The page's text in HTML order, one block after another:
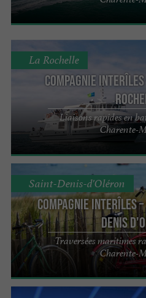
Compagnie interîles
Liaisons rapides en
Charente-
La Rochelle
Compagnie interîles
Denis
Traversées maritimes
Charente-
Saint-Denis-d'Oléron